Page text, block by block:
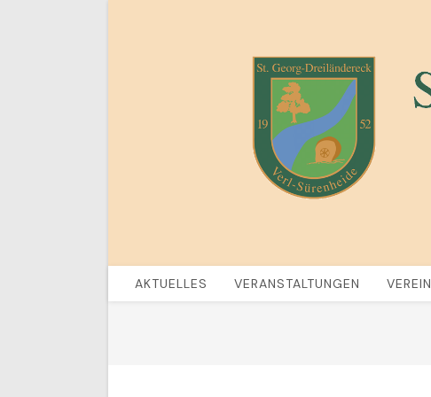
AKTUELLES VERANSTALTUNGEN VEREIN